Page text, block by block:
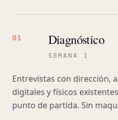
01 Diagnóstico
SEMANA 1
Entrevistas con dirección,
digitales y físicos
punto de partida. Sin